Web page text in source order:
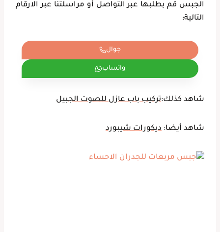
الجبس قم بطلبها عبر التواصل أو مراسلتنا عبر الارقام
التالية:
جوال
واتساب
شاهد كذلك:تركيب باب عازل للصوت الجبيل
شاهد أيضا: ديكورات شيبورد